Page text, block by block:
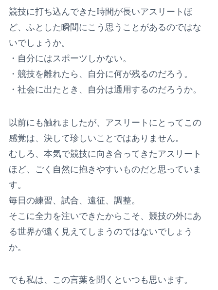
競技に打ち込んできた時間が長いアスリートほ
ど、ふとした瞬間にこう思うことがあるのではな
いでしょうか。
・自分にはスポーツしかない。
・競技を離れたら、自分に何が残るのだろう。
・社会に出たとき、自分は通用するのだろうか。
以前にも触れましたが、アスリートにとってこの
感覚は、決して珍しいことではありません。
むしろ、本気で競技に向き合ってきたアスリート
ほど、ごく自然に抱きやすいものだと思っていま
す。
毎日の練習、試合、遠征、調整。
そこに全力を注いできたからこそ、競技の外にあ
る世界が遠く見えてしまうのではないでしょう
か。
でも私は、この言葉を聞くといつも思います。